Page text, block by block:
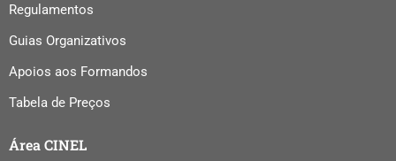
Regulamentos
Guias Organizativos
Apoios aos Formandos
Tabela de Preços
Área CINEL